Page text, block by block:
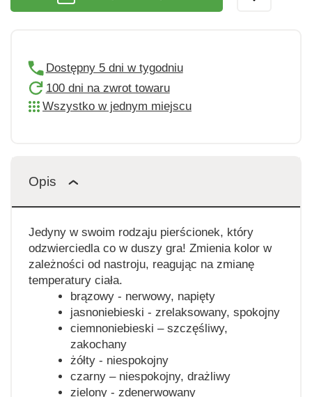
Dostępny 5 dni w tygodniu
100 dni na zwrot towaru
Wszystko w jednym miejscu
Opis
Jedyny w swoim rodzaju pierścionek, który
odzwierciedla co w duszy gra! Zmienia kolor w
zależności od nastroju, reagując na zmianę
temperatury ciała.
brązowy - nerwowy, napięty
jasnoniebieski - zrelaksowany, spokojny
ciemnoniebieski – szczęśliwy,
zakochany
żółty - niespokojny
czarny – niespokojny, drażliwy
zielony - zdenerwowany